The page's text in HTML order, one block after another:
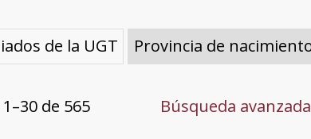
de la UGT Provincia de
1–30 de 565 Búsqueda avanzada